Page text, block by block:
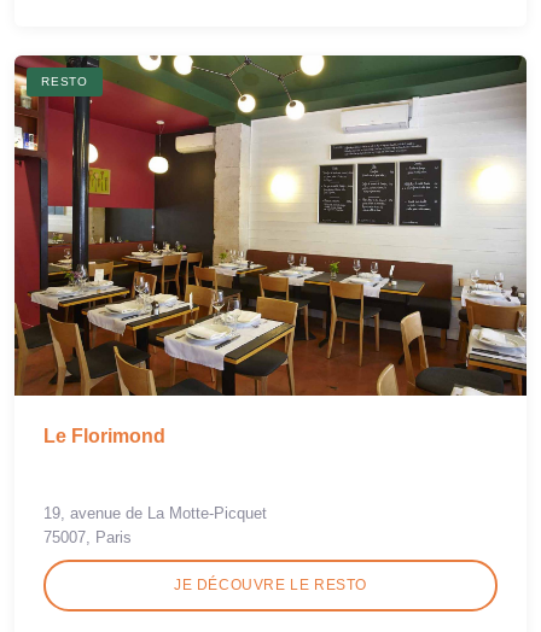
RESTO
Le Florimond
19, avenue de La Motte-Picquet
75007, Paris
JE DÉCOUVRE LE RESTO